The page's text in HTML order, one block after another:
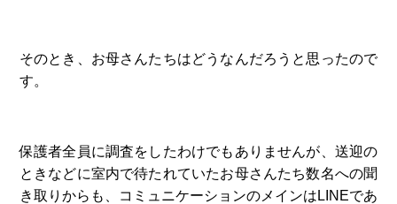
そのとき、お母さんたちはどうなんだろうと思ったので
す。
保護者全員に調査をしたわけでもありませんが、送迎の
ときなどに室内で待たれていたお母さんたち数名への聞
き取りからも、コミュニケーションのメインはLINEであ